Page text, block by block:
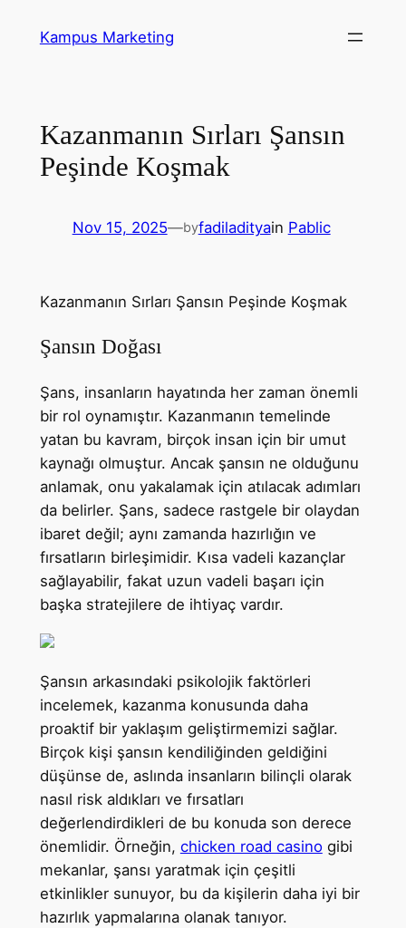
Kampus Marketing
Kazanmanın Sırları Şansın
Peşinde Koşmak
Nov 15, 2025—byfadiladityain Pablic
Kazanmanın Sırları Şansın Peşinde Koşmak
Şansın Doğası
Şans, insanların hayatında her zaman önemli
bir rol oynamıştır. Kazanmanın temelinde
yatan bu kavram, birçok insan için bir umut
kaynağı olmuştur. Ancak şansın ne olduğunu
anlamak, onu yakalamak için atılacak adımları
da belirler. Şans, sadece rastgele bir olaydan
ibaret değil; aynı zamanda hazırlığın ve
fırsatların birleşimidir. Kısa vadeli kazançlar
sağlayabilir, fakat uzun vadeli başarı için
başka stratejilere de ihtiyaç vardır.
Şansın arkasındaki psikolojik faktörleri
incelemek, kazanma konusunda daha
proaktif bir yaklaşım geliştirmemizi sağlar.
Birçok kişi şansın kendiliğinden geldiğini
düşünse de, aslında insanların bilinçli olarak
nasıl risk aldıkları ve fırsatları
değerlendirdikleri de bu konuda son derece
önemlidir. Örneğin, chicken road casinogibi
mekanlar, şansı yaratmak için çeşitli
etkinlikler sunuyor, bu da kişilerin daha iyi bir
hazırlık yapmalarına olanak tanıyor.